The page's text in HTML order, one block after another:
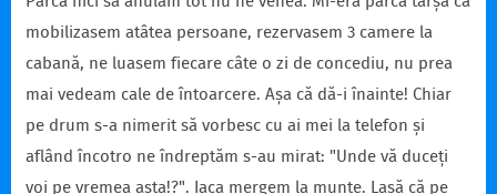
mobilizasem atâtea persoane, rezervasem 3 camere la
cabană, ne luasem fiecare câte o zi de concediu, nu prea
mai vedeam cale de întoarcere. Așa că dă-i înainte! Chiar
pe drum s-a nimerit să vorbesc cu ai mei la telefon și
aflând încotro ne îndreptăm s-au mirat: "Unde vă duceți
voi pe vremea asta!?". Iaca mergem la munte. Lasă că pe